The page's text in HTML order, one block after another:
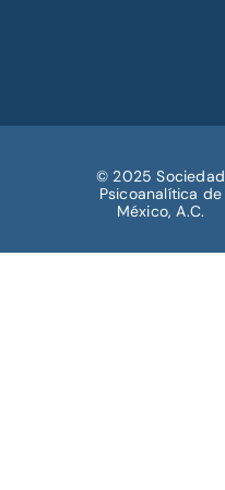
© 2025 Sociedad
Psicoanalítica de
México, A.C.